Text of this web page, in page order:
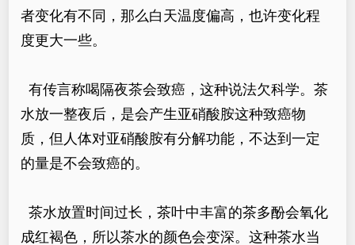
者变化有不同，那么白天温度偏高，也许变化程
度更大一些。
有传言称喝隔夜茶会致癌，这种说法欠科学。茶
水放一整夜后，是会产生亚硝酸胺这种致癌物
质，但人体对亚硝酸胺有分解功能，不达到一定
的量是不会致癌的。
茶水放置时间过长，茶叶中丰富的茶多酚会氧化
成红褐色，所以茶水的颜色会变深。这种茶水当